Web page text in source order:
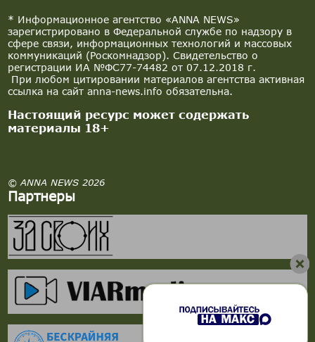
* Информационное агентство «ANNA NEWS»
зарегистрировано в Федеральной службе по надзору в
сфере связи, информационных технологий и массовых
коммуникаций (Роскомнадзор). Свидетельство о
регистрации ИА №ФС77-74482 от 07.12.2018 г.
При любом цитировании материалов агентства активная
ссылка на сайт anna-news.info обязательна.
Настоящий ресурс может содержать
материалы 18+
© ANNA NEWS 2026
Партнеры